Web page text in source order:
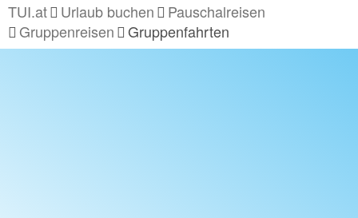
TUI.at Urlaub buchen
Pauschalreisen
Gruppenreisen
Gruppenfahrten